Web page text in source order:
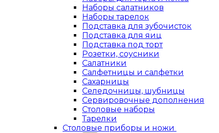
Наборы салатников
Наборы тарелок
Подставка для зубочисток
Подставка для яиц
Подставка под торт
Розетки, соусники
Салатники
Салфетницы и салфетки
Сахарницы
Селедочницы, шубницы
Сервировочные дополнения
Столовые наборы
Тарелки
Столовые приборы и ножи